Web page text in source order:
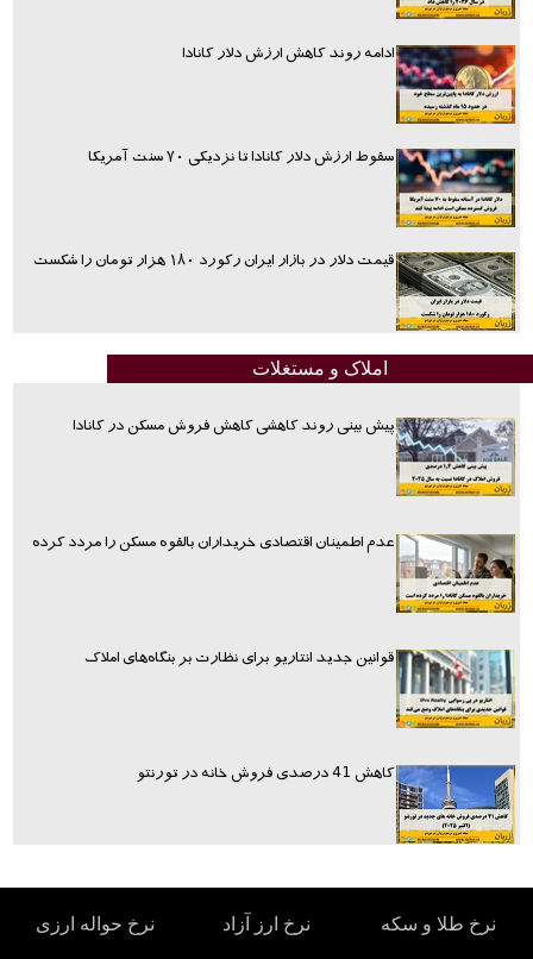
ادامه روند کاهش ارزش دلار کانادا
سقوط ارزش دلار کانادا تا نزدیکی ۷۰ سنت آمریکا
قیمت دلار در بازار ایران رکورد ۱۸۰ هزار تومان را شکست
املاک و مستغلات
پیش بینی روند کاهشی کاهش فروش مسکن در کانادا
عدم اطمینان اقتصادی خریداران بالقوه مسکن را مردد کرده
قوانین جدید انتاریو برای نظارت بر بنگاه‌های املاک
کاهش 41 درصدی فروش خانه در تورنتو
نرخ طلا و سکه نرخ ارز آزاد نرخ حواله ارزی